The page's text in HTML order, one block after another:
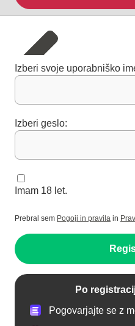
Izberi svoje uporabniško
Izberi geslo:
Imam 18 let.
Prebral sem Pogoji in pravila in
Po
Pogovarjajte se z